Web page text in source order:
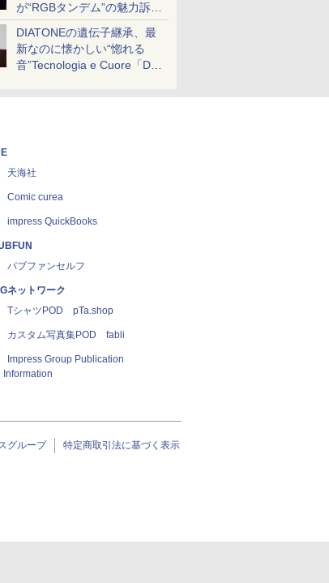
が“RGBタンデム”の魅力訴
求。液晶とのガチ比較も
DIATONEの遺伝子継承、最
新なのに懐かしい“惚れる
音”Tecnologia e Cuore「DS-
天海社
Comic curea
impress QuickBooks
パブファンセルフ
ネットワーク
TシャツPOD pTa.shop
カスタム写真集POD fabli
Impress Group Publication
Information
グループ 特定商取引法に基づく表示